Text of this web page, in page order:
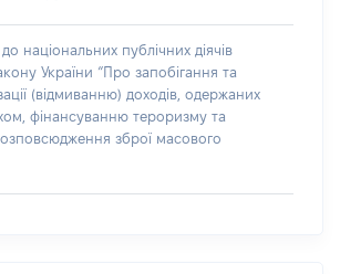
національних публічних діячів
України “Про запобігання та
(відмиванню) доходів, одержаних
фінансуванню тероризму та
зброї масового